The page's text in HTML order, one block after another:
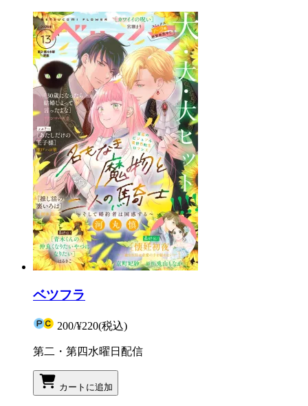
ベツフラ
200/¥220(税込)
第二・第四水曜日配信
カートに追加